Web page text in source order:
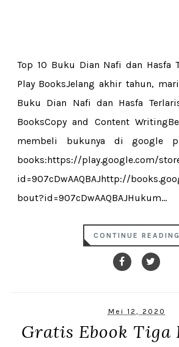
Top 10 Buku Dian Nafi dan Hasfa
Play BooksJelang akhir tahun,
Buku Dian Nafi dan Hasfa
BooksCopy and Content
membeli bukunya di google
books:https://play.google.com/
id=907cDwAAQBAJhttp://
bout?id=907cDwAAQBAJHukum...
CONTINUE READING
Mei 12, 2020
Gratis Ebook Tiga